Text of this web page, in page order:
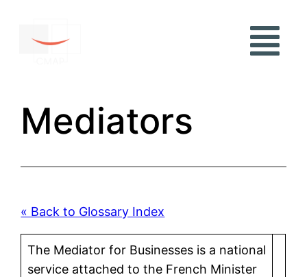
Mediators
« Back to Glossary Index
The Mediator for Businesses is a national
service attached to the French Minister